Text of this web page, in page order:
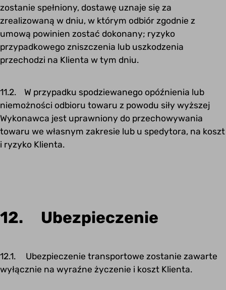
zostanie spełniony, dostawę uznaje się za
zrealizowaną w dniu, w którym odbiór zgodnie z
umową powinien zostać dokonany; ryzyko
przypadkowego zniszczenia lub uszkodzenia
przechodzi na Klienta w tym dniu.
11.2. W przypadku spodziewanego opóźnienia lub
niemożności odbioru towaru z powodu siły wyższej
Wykonawca jest uprawniony do przechowywania
towaru we własnym zakresie lub u spedytora, na koszt
i ryzyko Klienta.
12. Ubezpieczenie
12.1. Ubezpieczenie transportowe zostanie zawarte
wyłącznie na wyraźne życzenie i koszt Klienta.